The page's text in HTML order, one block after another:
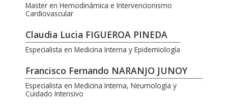
Master en Hemodinámica e Intervencionismo
Cardiovascular
Claudia Lucia FIGUEROA PINEDA
Especialista en Medicina Interna y Epidemiología
Francisco Fernando NARANJO JUNOY
Especialista en Medicina Interna, Neumología y
Cuidado Intensivo